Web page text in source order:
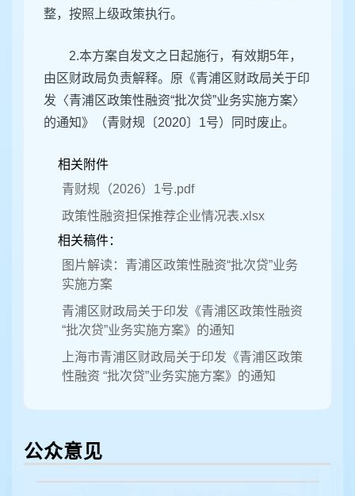
整，按照上级政策执行。
2.本方案自发文之日起施行，有效期5年，
由区财政局负责解释。原《青浦区财政局关于印
发〈青浦区政策性融资“批次贷”业务实施方案〉
的通知》（青财规〔2020〕1号）同时废止。
相关附件
青财规（2026）1号.pdf
政策性融资担保推荐企业情况表.xlsx
相关稿件：
图片解读：青浦区政策性融资“批次贷”业务
实施方案
青浦区财政局关于印发《青浦区政策性融资
“批次贷”业务实施方案》的通知
上海市青浦区财政局关于印发《青浦区政策
性融资 “批次贷”业务实施方案》的通知
公众意见